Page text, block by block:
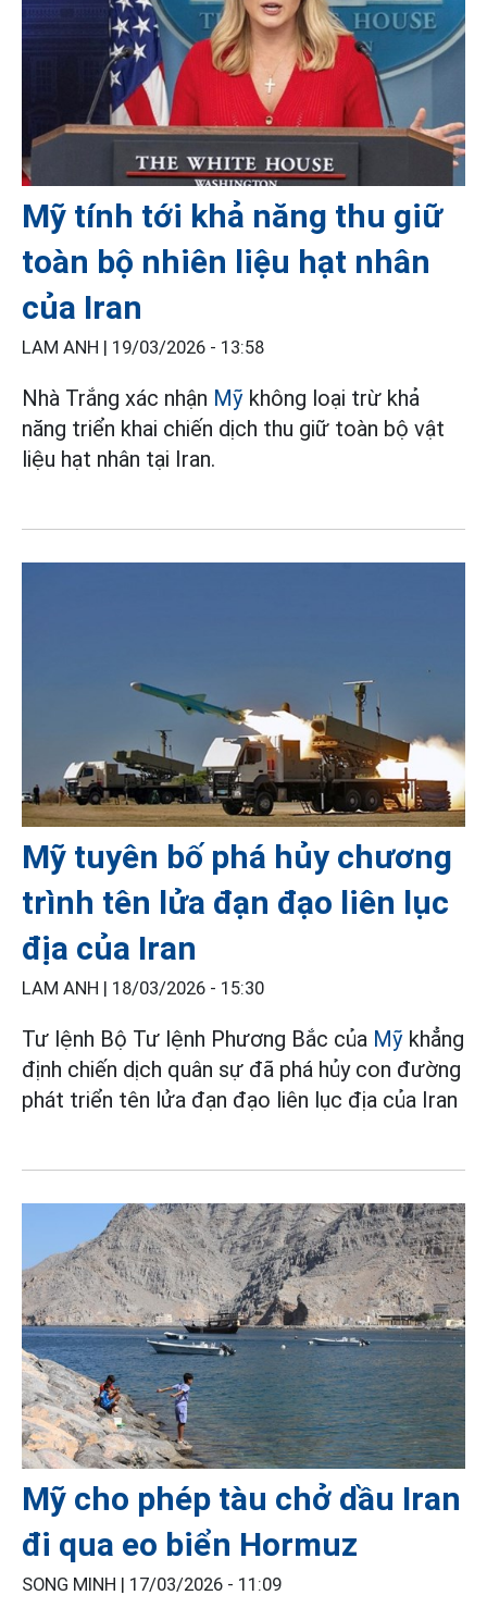
Mỹ tính tới khả năng thu giữ
toàn bộ nhiên liệu hạt nhân
của Iran
LAM ANH | 19/03/2026 - 13:58
Nhà Trắng xác nhận Mỹ không loại trừ khả
năng triển khai chiến dịch thu giữ toàn bộ vật
liệu hạt nhân tại Iran.
Mỹ tuyên bố phá hủy chương
trình tên lửa đạn đạo liên lục
địa của Iran
LAM ANH | 18/03/2026 - 15:30
Tư lệnh Bộ Tư lệnh Phương Bắc của Mỹ khẳng
định chiến dịch quân sự đã phá hủy con đường
phát triển tên lửa đạn đạo liên lục địa của Iran
Mỹ cho phép tàu chở dầu Iran
đi qua eo biển Hormuz
SONG MINH | 17/03/2026 - 11:09